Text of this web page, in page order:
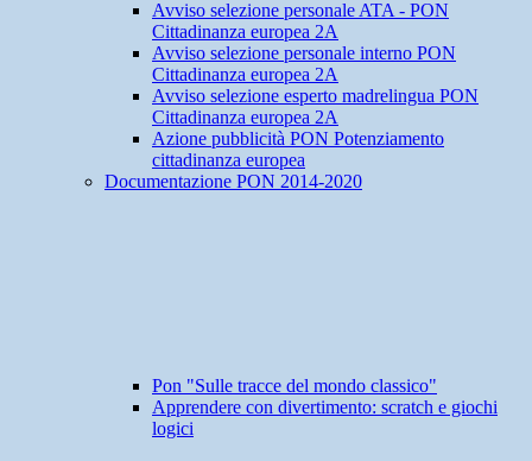
Avviso selezione personale ATA - PON
Cittadinanza europea 2A
Avviso selezione personale interno PON
Cittadinanza europea 2A
Avviso selezione esperto madrelingua PON
Cittadinanza europea 2A
Azione pubblicità PON Potenziamento
cittadinanza europea
Documentazione PON 2014-2020
Pon "Sulle tracce del mondo classico"
Apprendere con divertimento: scratch e giochi
logici